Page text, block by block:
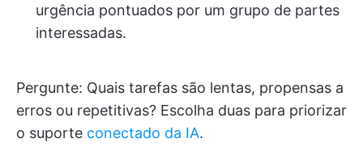
urgência pontuados por um grupo de partes
interessadas.
Pergunte: Quais tarefas são lentas, propensas a
erros ou repetitivas? Escolha duas para priorizar
o suporte conectado da IA.